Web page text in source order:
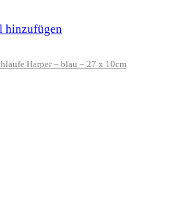
hinzufügen
Harper – blau – 27 x 10cm